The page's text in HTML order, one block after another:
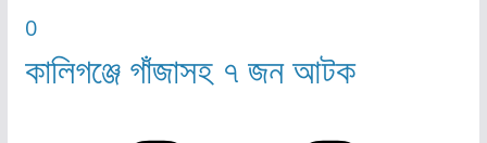
0
কালিগঞ্জে গাঁজাসহ ৭ জন আটক